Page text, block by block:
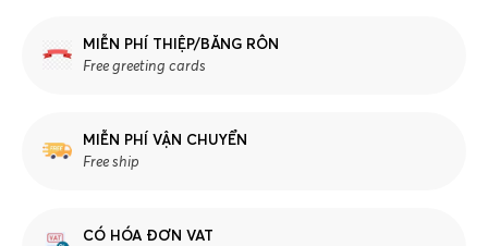
MIỄN PHÍ THIỆP/BĂNG RÔN
Free greeting cards
MIỄN PHÍ VẬN CHUYỂN
Free ship
CÓ HÓA ĐƠN VAT